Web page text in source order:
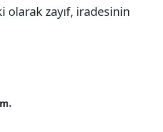
olarak zayıf, iradesinin